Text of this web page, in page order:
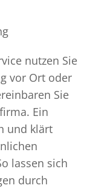
nutzen Sie
vor Ort oder
Sie
Ein
und klärt
lassen sich
durch